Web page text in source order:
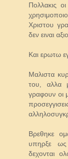
Πολλακις
Χριστου
δεν ειναι
Και ερωτω
Μαλιστα
του, αλλα
γραφουν οι
Βρεθηκε
υπηρξε ως
δεχονται